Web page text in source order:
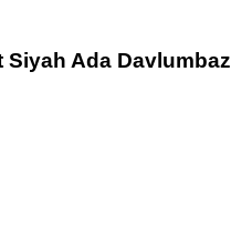
Siyah Ada Davlumbaz